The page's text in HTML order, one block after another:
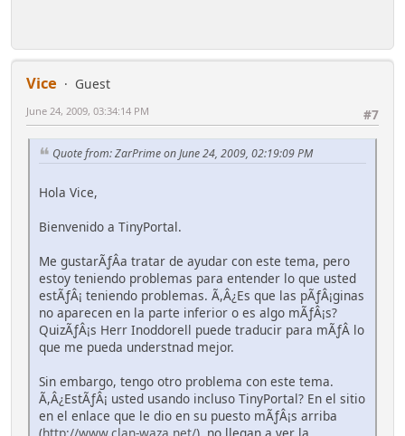
Vice
Guest
#7
June 24, 2009, 03:34:14 PM
Quote from: ZarPrime on June 24, 2009, 02:19:09 PM
Hola Vice,
Bienvenido a TinyPortal.
Me gustarÃƒÂ­a tratar de ayudar con este tema, pero
estoy teniendo problemas para entender lo que usted
estÃƒÂ¡ teniendo problemas. Ã,Â¿Es que las pÃƒÂ¡ginas
no aparecen en la parte inferior o es algo mÃƒÂ¡s?
QuizÃƒÂ¡s Herr Inoddorell puede traducir para mÃƒÂ­ lo
que me pueda understnad mejor.
Sin embargo, tengo otro problema con este tema.
Ã,Â¿EstÃƒÂ¡ usted usando incluso TinyPortal? En el sitio
en el enlace que le dio en su puesto mÃƒÂ¡s arriba